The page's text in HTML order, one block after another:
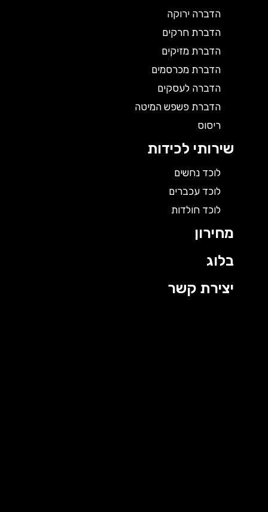
הדברה ירוקה
הדברת חרקים
הדברת מזיקים
הדברת מכרסמים
הדברה לעסקים
הדברת פשפש המיטה
ריסוס
שירותי לכידות
לוכד נחשים
לוכד עכברים
לוכד חולדות
מחירון
בלוג
יצירת קשר